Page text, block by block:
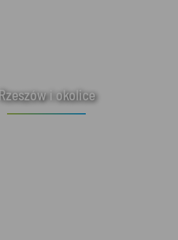
Rzeszów i okolice